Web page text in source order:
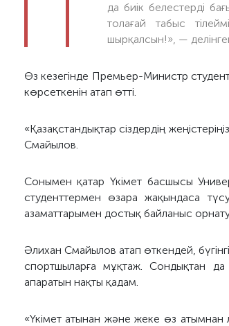
да биік белестерді
толағай табыс
шырқалсын!», —
Өз кезегінде Премьер-Министр
көрсеткенін атап өтті.
«Қазақстандықтар сіздердің
Смайылов.
Сонымен қатар Үкімет басшысы
студенттермен өзара жақындаса
азаматтарымен достық байланыс
Әлихан Смайылов атап өткендей,
спортшыларға мұқтаж. Сондықтан да
апаратын нақты қадам.
«Үкімет атынан және жеке өз